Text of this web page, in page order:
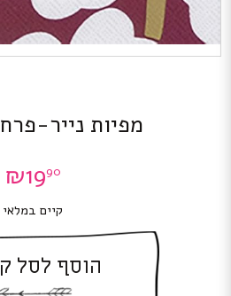
מפיות נייר-
₪1990
קיים במלאי
הוסף לסל